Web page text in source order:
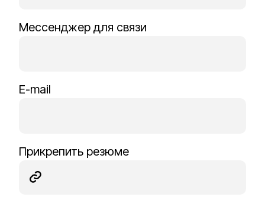
Мессенджер для связи
E-mail
Прикрепить резюме